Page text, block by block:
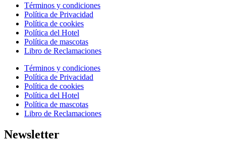
Términos y condiciones
Política de Privacidad
Política de cookies
Política del Hotel
Política de mascotas
Libro de Reclamaciones
Términos y condiciones
Política de Privacidad
Política de cookies
Política del Hotel
Política de mascotas
Libro de Reclamaciones
Newsletter